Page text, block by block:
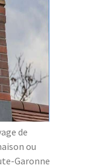
de
ou
Garonne